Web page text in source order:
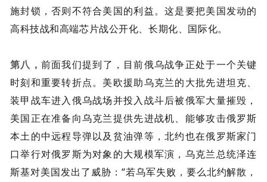
施封锁，否则不符合美国的利益。这是要把美国发动的
高科技战和高端芯片战公开化、长期化、国际化。
第八， 前面我们提到了，目前俄乌战争正处于一个关键
时刻和重要转折点。美欧援助乌克兰的大批先进坦克、
装甲战车进入俄乌战场并投入战斗后被俄军大量摧毁，
美国正在准备向乌克兰提供先进战机、能够攻击俄罗斯
本土的中远程导弹以及贫油弹等，北约也在俄罗斯家门
口举行对俄罗斯为对象的大规模军演，乌克兰总统泽连
斯基对美国发出了威胁：“若乌军失败，要么北约解散，